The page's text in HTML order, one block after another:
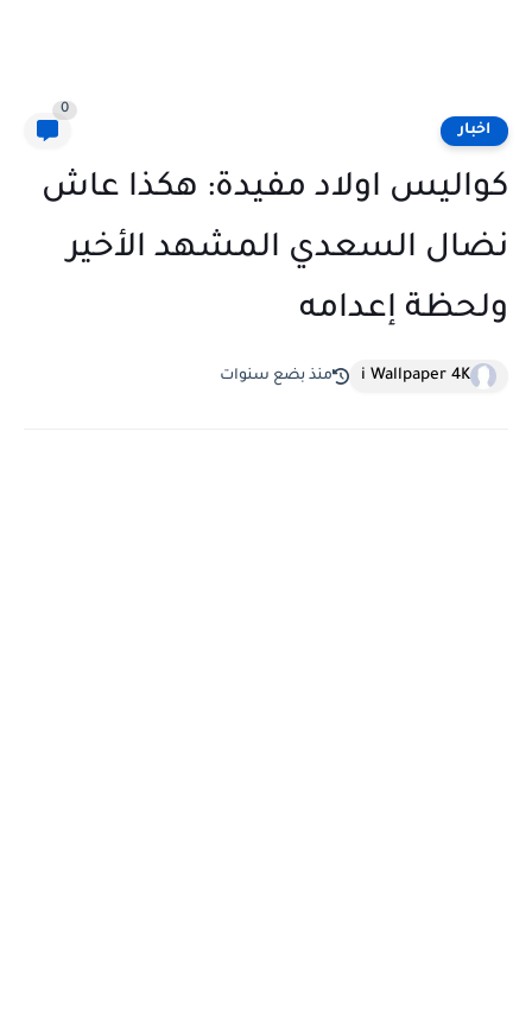
اخبار
0
كواليس اولاد مفيدة: هكذا عاش
نضال السعدي المشهد الأخير
ولحظة إعدامه
i Wallpaper 4K منذ بضع سنوات